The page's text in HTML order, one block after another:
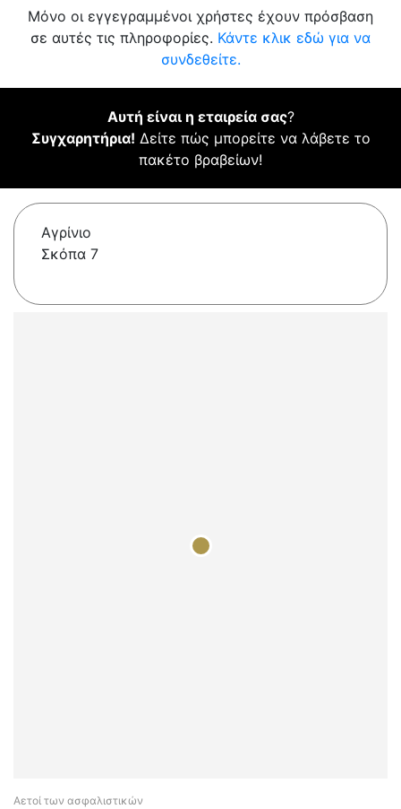
Μόνο οι εγγεγραμμένοι χρήστες έχουν πρόσβαση
σε αυτές τις πληροφορίες. Κάντε κλικ εδώ για να
συνδεθείτε.
Αυτή είναι η εταιρεία σας?
Συγχαρητήρια! Δείτε πώς μπορείτε να λάβετε το
πακέτο βραβείων!
Αγρίνιο
Σκόπα 7
Αετοί των ασφαλιστικών